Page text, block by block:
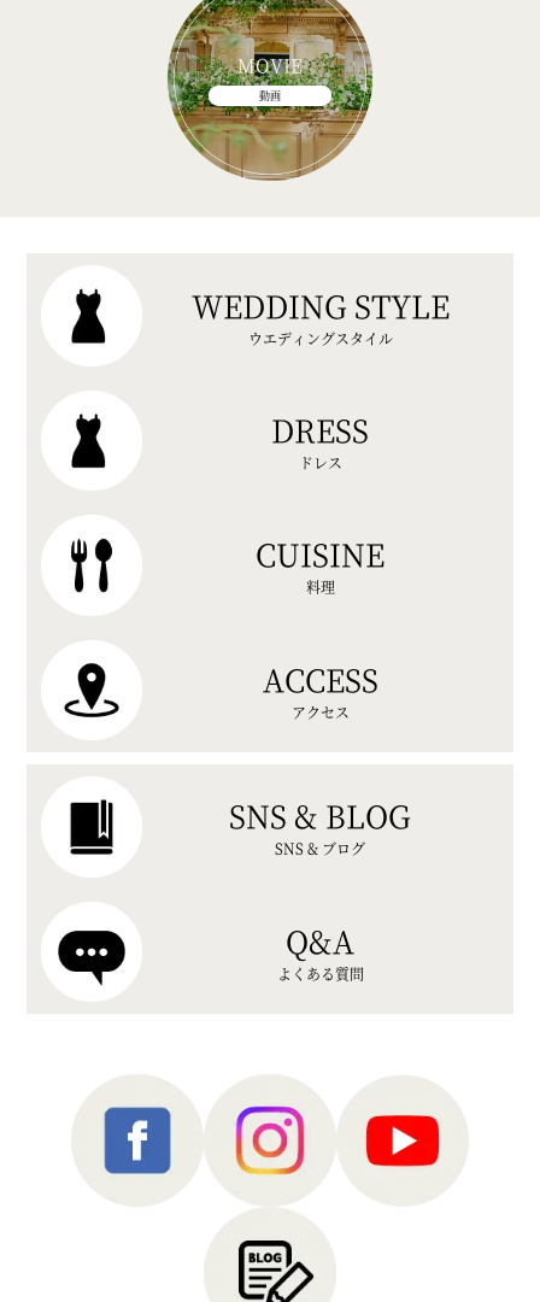
MOVIE
動画
WEDDING STYLE
ウエディングスタイル
DRESS
ドレス
CUISINE
料理
ACCESS
アクセス
SNS & BLOG
SNS & ブログ
Q&A
よくある質問